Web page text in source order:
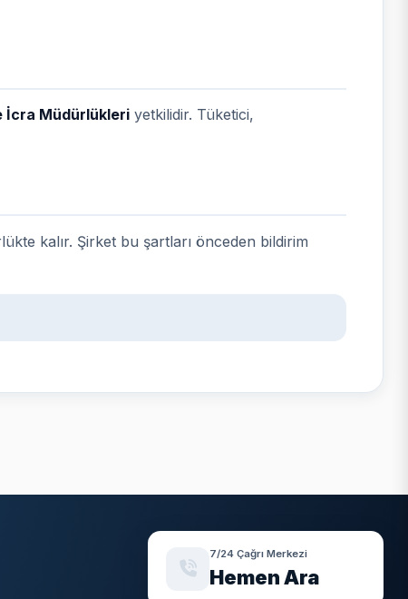
İcra Müdürlükleri yetkilidir. Tüketici,
kalır. Şirket bu şartları önceden bildirim
7/24 Çağrı Merkezi
Hemen Ara